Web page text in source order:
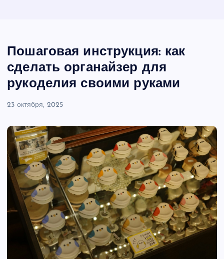
Пошаговая инструкция: как
сделать органайзер для
рукоделия своими руками
23 октября, 2025